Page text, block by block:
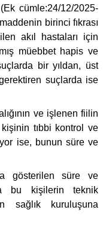
cümle:24/12/2025-
birinci fıkrası
akıl hastaları için
müebbet hapis ve
bir yıldan, üst
gerektiren suçlarda ise
ve işlenen fiilin
tıbbi kontrol ve
ise, bunun süre ve
gösterilen süre ve
bu kişilerin teknik
sağlık kuruluşuna